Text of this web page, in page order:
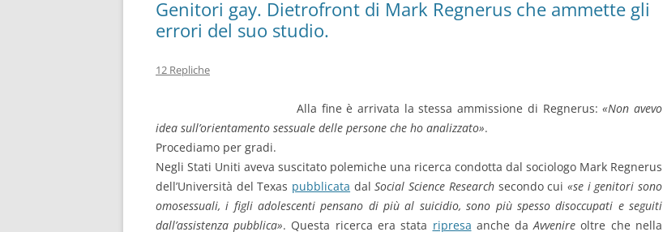
Genitori gay. Dietrofront di Mark Regnerus che ammette gli
errori del suo studio.
12 Repliche
Alla fine è arrivata la stessa ammissione di Regnerus:«Non avevo
idea sull’orientamento sessuale delle persone che ho analizzato».
Procediamo per gradi.
Negli Stati Uniti aveva suscitato polemiche una ricerca condotta dal sociologo Mark Regnerus
dell’Università del Texas pubblicata dalSocial Science Researchsecondo cui «se i genitori sono
omosessuali, i figli adolescenti pensano di più al suicidio, sono più spesso disoccupati e seguiti
dall’assistenza pubblica». Questa ricerca era stata ripresa anche daAvvenire oltre che nella